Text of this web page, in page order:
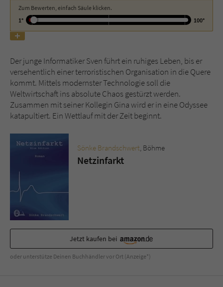
Zum Bewerten, einfach Säule klicken.
1°
100°
Der junge Informatiker Sven führt ein ruhiges Leben, bis er
versehentlich einer terroristischen Organisation in die Quere
kommt. Mittels modernster Technologie soll die
Weltwirtschaft ins absolute Chaos gestürzt werden.
Zusammen mit seiner Kollegin Gina wird er in eine Odyssee
katapultiert. Ein Wettlauf mit der Zeit beginnt.
Sönke Brandschwert, Böhme
Netzinfarkt
Jetzt kaufen bei
oder unterstütze Deinen Buchhändler vor Ort (Anzeige*)
Name tx_pwcomments_ahash
Laufzeit 1 Jahr
Zweck Cookie für Kommentare einzelner Buchtitel
Anbieter Literatur-Couch Medien GmbH & Co. KG
Zweck
überprüfen.